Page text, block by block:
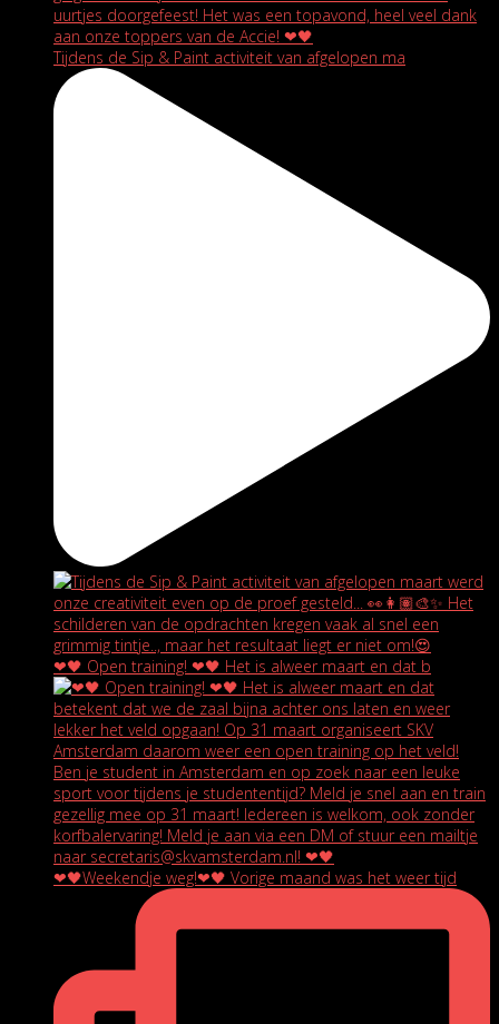
Tijdens de Sip & Paint activiteit van afgelopen ma
❤🖤 Open training! ❤🖤 Het is alweer maart en dat b
❤🖤Weekendje weg!❤🖤 Vorige maand was het weer tijd